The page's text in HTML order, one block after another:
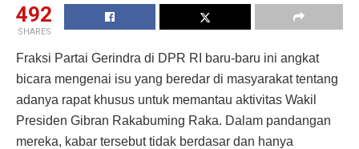
492
SHARES
Fraksi Partai Gerindra di DPR RI baru-baru ini angkat
bicara mengenai isu yang beredar di masyarakat tentang
adanya rapat khusus untuk memantau aktivitas Wakil
Presiden Gibran Rakabuming Raka. Dalam pandangan
mereka, kabar tersebut tidak berdasar dan hanya